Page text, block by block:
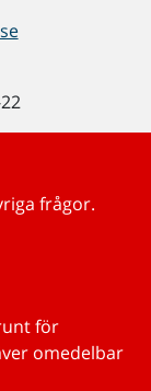
frågor.
för
omedelbar